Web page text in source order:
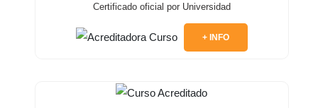
Certificado oficial por Universidad
+ INFO